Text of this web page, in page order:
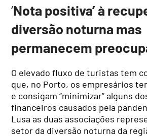
‘Nota positiva’ à
diversão noturna mas
permanecem
O elevado fluxo de turistas tem
que, no Porto, os empresários
e consigam “minimizar” alguns
financeiros causados pela
Lusa as duas associações
setor da diversão noturna da